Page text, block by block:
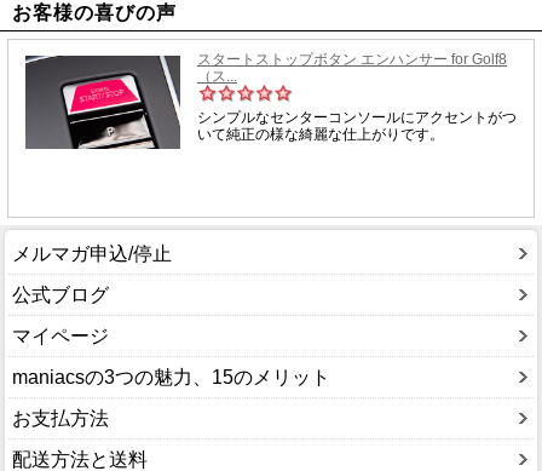
お客様の喜びの声
メルマガ申込/停止
公式ブログ
マイページ
maniacsの3つの魅力、15のメリット
お支払方法
配送方法と送料